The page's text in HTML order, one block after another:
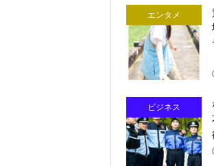
エンタメ
ビジネス